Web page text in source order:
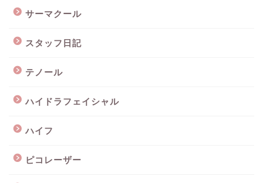
サーマクール
スタッフ日記
テノール
ハイドラフェイシャル
ハイフ
ピコレーザー